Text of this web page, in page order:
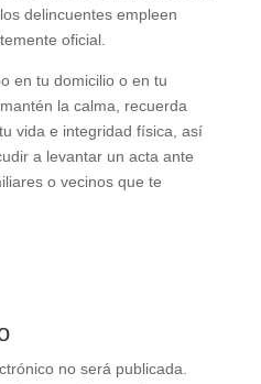
delincuentes empleen
oficial.
en tu domicilio o en tu
la calma, recuerda
vida e integridad física, así
a levantar un acta ante
o vecinos que te
no será publicada.